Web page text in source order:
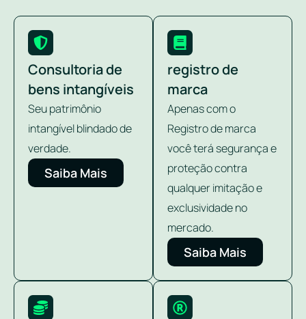
Consultoria de
bens intangíveis
Seu patrimônio
intangível blindado de
verdade.
Saiba Mais
registro de
marca
Apenas com o
Registro de marca
você terá segurança e
proteção contra
qualquer imitação e
exclusividade no
mercado.
Saiba Mais